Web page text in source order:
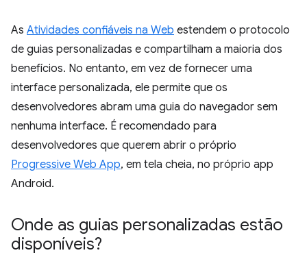
As Atividades confiáveis na Web estendem o protocolo
de guias personalizadas e compartilham a maioria dos
benefícios. No entanto, em vez de fornecer uma
interface personalizada, ele permite que os
desenvolvedores abram uma guia do navegador sem
nenhuma interface. É recomendado para
desenvolvedores que querem abrir o próprio
Progressive Web App, em tela cheia, no próprio app
Android.
Onde as guias personalizadas estão
disponíveis?